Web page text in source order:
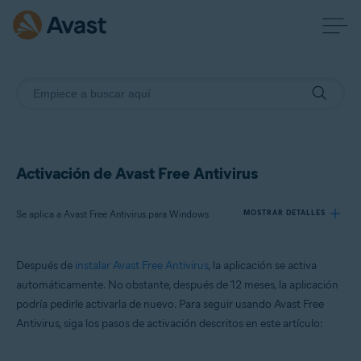
Activación de Avast Free Antivirus
Se aplica a Avast Free Antivirus para Windows MOSTRAR DETALLES
Sistemas operativos:
Después de instalar Avast Free Antivirus, la aplicación se activa
automáticamente. No obstante, después de 12 meses, la aplicación
podría pedirle activarla de nuevo. Para seguir usando Avast Free
Antivirus, siga los pasos de activación descritos en este artículo: